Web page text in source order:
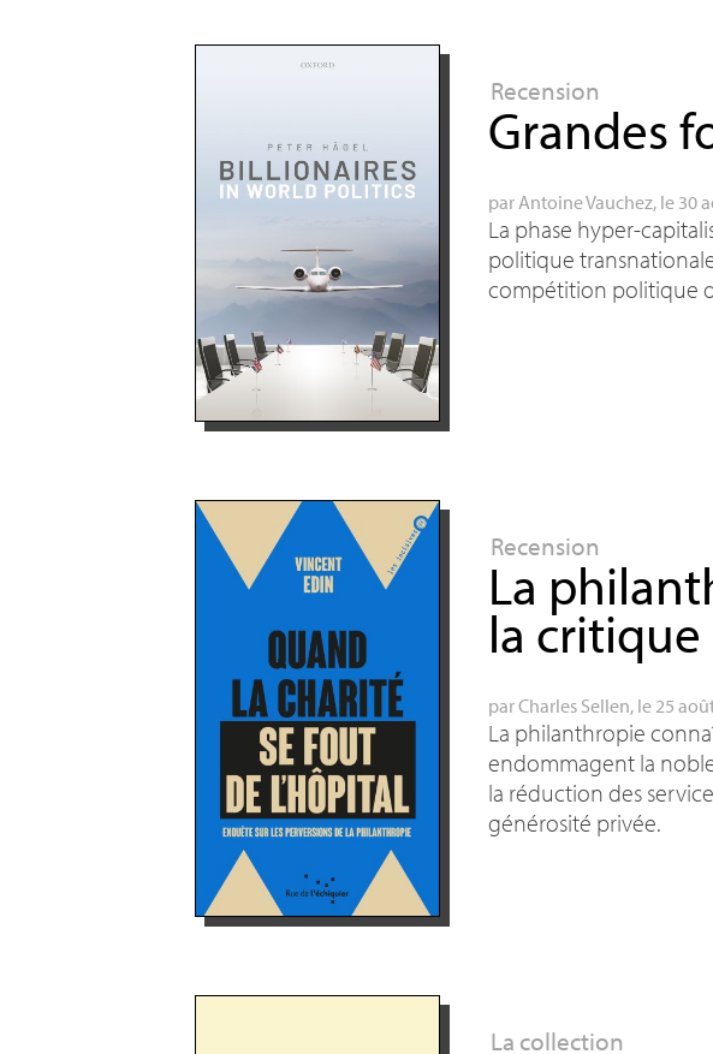
Recension
Grandes
parAntoine Vauchez, le 30
La phase hyper-
politique
compétition politique
Recension
La
la critique
parCharles Sellen, le 25
La philanthropie
endommagent la
la réduction des
générosité privée.
La collection